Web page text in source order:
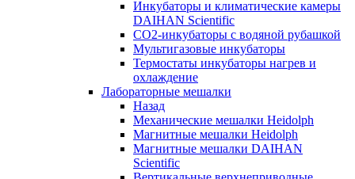
Инкубаторы и климатические камеры
DAIHAN Scientific
CO2-инкубаторы с водяной рубашкой
Мультигазовые инкубаторы
Термостаты инкубаторы нагрев и
охлаждение
Лабораторные мешалки
Назад
Механические мешалки Heidolph
Магнитные мешалки Heidolph
Магнитные мешалки DAIHAN
Scientific